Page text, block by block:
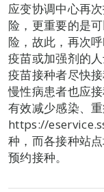
应变协调中心再
险，更重要的是
险，故此，再次
疫苗或加强剂的
疫苗接种者尽快
慢性病患者也应
有效减少感染、
https://
种，而各接种站
预约接种。